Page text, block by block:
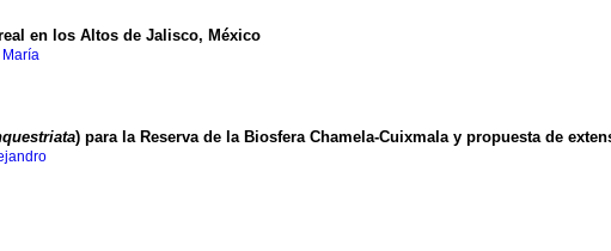
en los Altos de Jalisco, México
) para la Reserva de la Biosfera Chamela-Cuixmala y propuesta de